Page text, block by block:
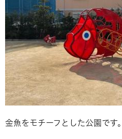
金魚をモチーフとした公園です。